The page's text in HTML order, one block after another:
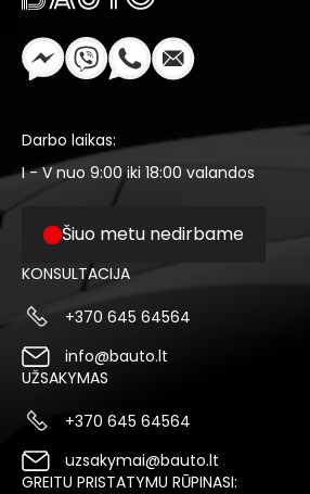
Darbo laikas:
I - V nuo 9:00 iki 18:00 valandos
Šiuo metu nedirbame
KONSULTACIJA
+370 645 64564
info@bauto.lt
UŽSAKYMAS
+370 645 64564
uzsakymai@bauto.lt
GREITU PRISTATYMU RŪPINASI: